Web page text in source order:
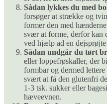
Sådan lykkes du med
forsøger at strække og
former den med
svær at forme, derfor kan
ved hjælp ad en
Sådan undgår du tørt
eller loppefrøskaller, der
formbar og dermed
svært at få den glutenfri
1-3 tsk. sukker eller
hæveevnen.